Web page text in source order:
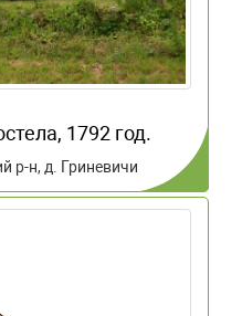
1792 год.
р-н, д. Гриневичи